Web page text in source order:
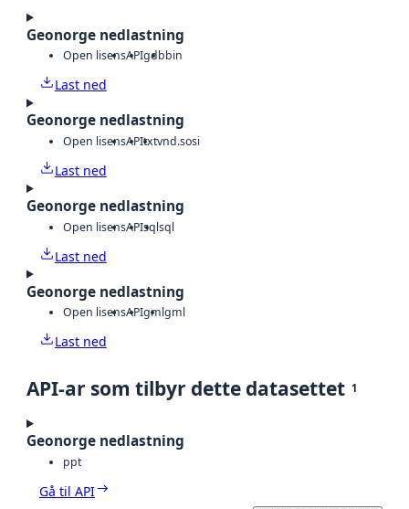
Geonorge nedlastning
Open lisensAPIgdbbin
Last ned
Geonorge nedlastning
Open lisensAPItxtvnd.sosi
Last ned
Geonorge nedlastning
Open lisensAPIsqlsql
Last ned
Geonorge nedlastning
Open lisensAPIgmlgml
Last ned
API-ar som tilbyr dette datasettet 1
Geonorge nedlastning
ppt
Gå til API